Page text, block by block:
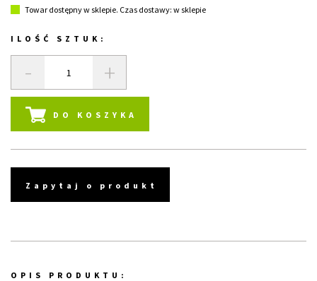
Towar dostępny w sklepie. Czas dostawy: w sklepie
ILOŚĆ SZTUK:
- +
DO KOSZYKA
Zapytaj o produkt
OPIS PRODUKTU: